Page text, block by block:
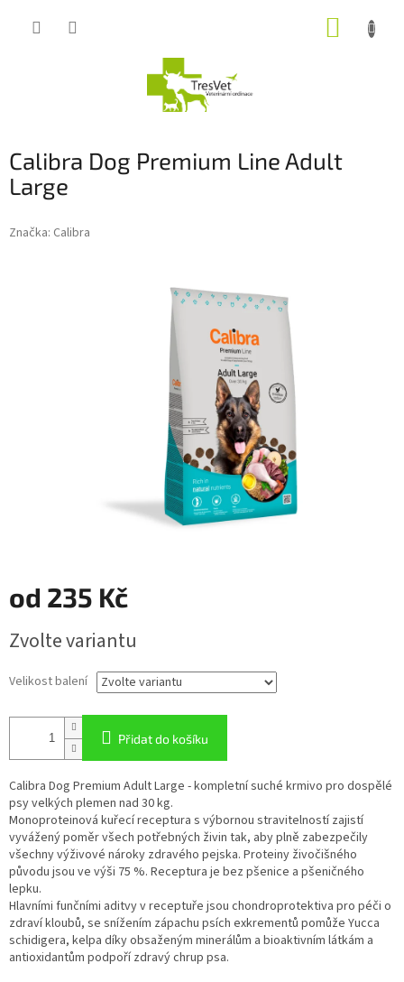
Calibra Dog Premium Line Adult
Large
Značka: Calibra
od 235 Kč
cena:
Zvolte variantu
Velikost balení
Přidat do košíku
Calibra Dog Premium Adult Large - kompletní suché krmivo pro dospělé
psy velkých plemen nad 30 kg.
Monoproteinová kuřecí receptura s výbornou stravitelností zajistí
vyvážený poměr všech potřebných živin tak, aby plně zabezpečily
všechny výživové nároky zdravého pejska. Proteiny živočišného
původu jsou ve výši 75 %. Receptura je bez pšenice a pšeničného
lepku.
Hlavními funčními aditvy v receptuře jsou chondroprotektiva pro péči o
zdraví kloubů, se snížením zápachu psích exkrementů pomůže Yucca
schidigera, kelpa díky obsaženým minerálům a bioaktivním látkám a
antioxidantům podpoří zdravý chrup psa.